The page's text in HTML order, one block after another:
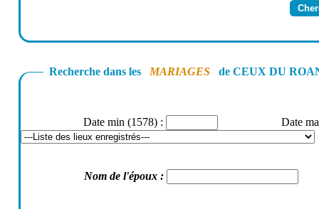
Recherche dans les MARIAGES de CEUX DU
Date min (1578) : Date
Nom de l'époux :